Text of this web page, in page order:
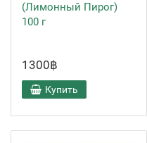
(Лимонный Пирог)
100 г
1300฿
Купить